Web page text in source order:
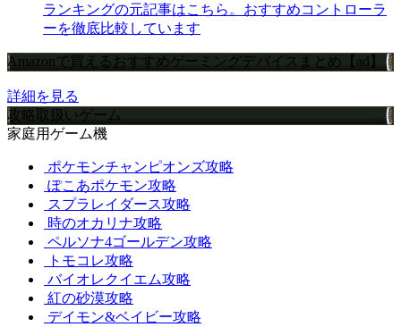
ランキングの元記事はこちら。おすすめコントローラ
ーを徹底比較しています
Amazonで買えるおすすめゲーミングデバイスまとめ【ad】
詳細を見る
攻略取扱いゲーム
家庭用ゲーム機
ポケモンチャンピオンズ攻略
ぽこあポケモン攻略
スプラレイダース攻略
時のオカリナ攻略
ペルソナ4ゴールデン攻略
トモコレ攻略
バイオレクイエム攻略
紅の砂漠攻略
デイモン&ベイビー攻略